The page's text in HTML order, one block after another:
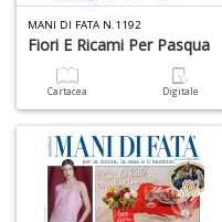
MANI DI FATA N.1192
Fiori E Ricami Per Pasqua
Cartacea Digitale